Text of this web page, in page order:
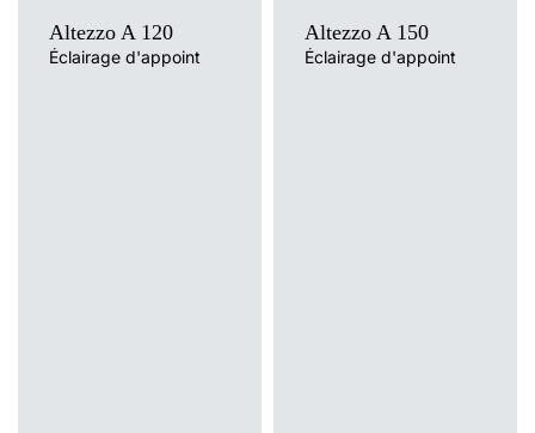
Altezzo A 120
Éclairage d'appoint
Altezzo A 150
Éclairage d'appoint